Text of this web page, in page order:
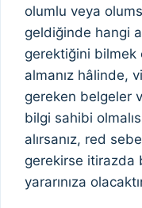
olumlu veya
geldiğinde hangi
gerektiğini bilmek
almanız hâlinde,
gereken belgeler
bilgi sahibi
alırsanız, red
gerekirse itirazda
yararınıza